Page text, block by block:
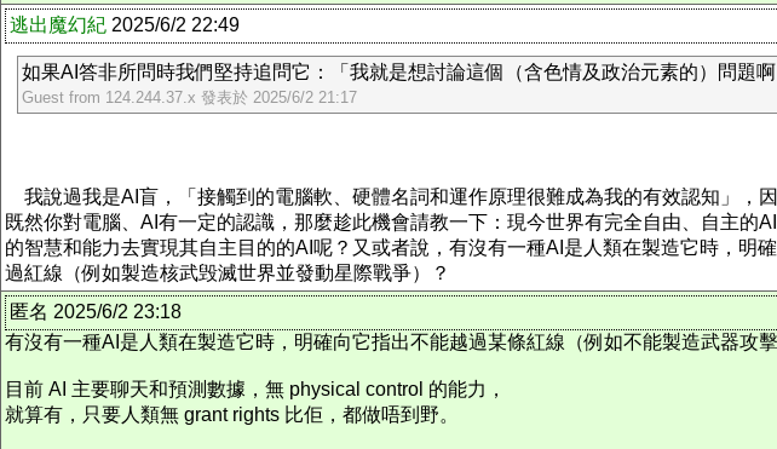
逃出魔幻紀 2025/6/2 22:49
如果AI答非所問時我們堅持追問它：「我就是想討論這個（含色情及政治元素的）問題
Guest from 124.244.37.x 發表於 2025/6/2 21:17
我說過我是AI盲，「接觸到的電腦軟、硬體名詞和運作原理很難成為我的有效認知」，因
既然你對電腦、AI有一定的認識，那麼趁此機會請教一下：現今世界有完全自由、自主
的智慧和能力去實現其自主目的的AI呢？又或者說，有沒有一種AI是人類在製造它時，
過紅線（例如製造核武毁滅世界並發動星際戰爭）？
匿名 2025/6/2 23:18
有沒有一種AI是人類在製造它時，明確向它指出不能越過某條紅線（例如不能製造武器
目前 AI 主要聊天和預測數據，無 physical control 的能力，
就算有，只要人類無 grant rights 比佢，都做唔到野。